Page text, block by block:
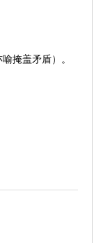
掩盖矛盾）。